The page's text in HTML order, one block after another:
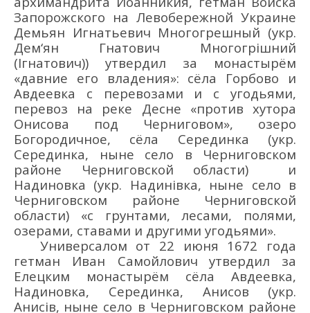
Запорожского на Левобережной Украине
Демьян Игнатьевич Многогрешный (укр.
Дем‘ян Гнатович Многогрішний
(Ігнатович)) утвердил за монастырём
«давние его владения»: сёла Горбово и
Авдеевка с перевозами и с угодьями,
перевоз на реке Десне «против хутора
Онисова под Черниговом», озеро
Богородичное, сёла Серединка (укр.
Серединка, ныне село в Черниговском
районе Черниговской области) и
Надиновка (укр. Надинівка, ныне село в
Черниговском районе Черниговской
области) «с грунтами, лесами, полями,
озерами, ставами и другими угодьями».
Универсалом от 22 июня 1672 года
гетман Иван Самойлович
утвердил за
Елецким монастырём сёла Авдеевка,
Надиновка, Серединка, Анисов
(укр.
Анисів, ныне село в Черниговском районе